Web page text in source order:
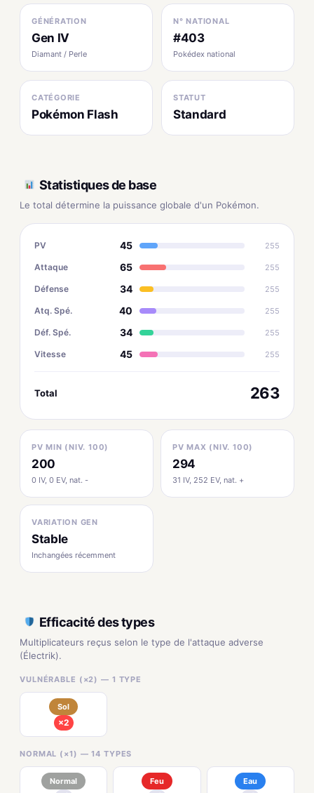
GÉNÉRATION
Gen IV
Diamant / Perle
N° NATIONAL
#403
Pokédex national
CATÉGORIE
Pokémon Flash
STATUT
Standard
Statistiques de base
Le total détermine la puissance globale d'un Pokémon.
PV 45 255
Attaque 65 255
Défense 34 255
Atq. Spé. 40 255
Déf. Spé. 34 255
Vitesse 45 255
Total 263
PV MIN (NIV. 100)
200
0 IV, 0 EV, nat. -
PV MAX (NIV. 100)
294
31 IV, 252 EV, nat. +
VARIATION GEN
Stable
Inchangées récemment
Efficacité des types
Multiplicateurs reçus selon le type de l'attaque adverse
(Électrik).
VULNÉRABLE (×2) — 1 TYPE
Sol
×2
NORMAL (×1) — 14 TYPES
Normal Feu Eau